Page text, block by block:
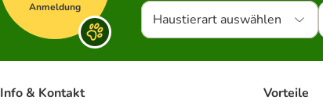
Anmeldung
Haustierart auswählen
Info & Kontakt Vorteile